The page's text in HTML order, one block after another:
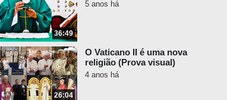
36:49
5 anos há
26:04
O Vaticano II é uma nova
religião (Prova visual)
4 anos há